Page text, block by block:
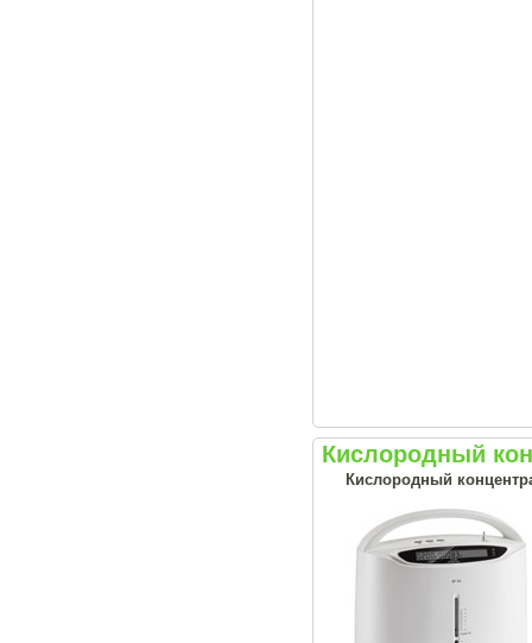
Кислородный
Кислородный